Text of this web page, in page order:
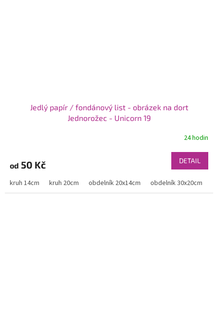
Jedlý papír / fondánový list - obrázek na dort
Jednorožec - Unicorn 19
24 hodin
od 50 Kč DETAIL
kruh 14cm kruh 20cm obdelník 20x14cm obdelník 30x20cm